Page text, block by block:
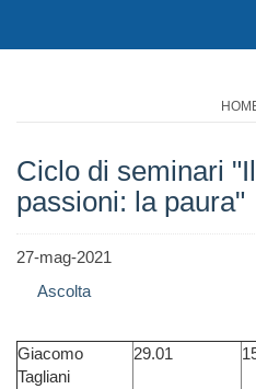
Ciclo di seminari
passioni: la paura"
27-mag-2021
Ascolta
Giacomo
Tagliani
29.01